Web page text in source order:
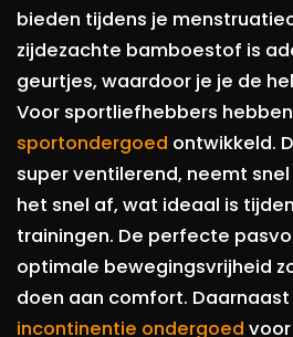
bieden tijdens je
zijdezachte bamboestof is
geurtjes, waardoor je je de
Voor sportliefhebbers
sportondergoed ontwikkeld.
super ventilerend, neemt
het snel af, wat ideaal is
trainingen. De perfecte
optimale bewegingsvrijheid
doen aan comfort.​
incontinentie ondergoed